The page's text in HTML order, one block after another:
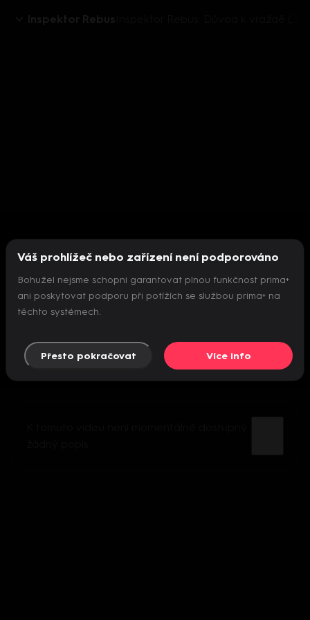
Inspektor Rebus
Nepodařilo se inicializovat přehrávač
Váš prohlížeč nebo zařízení není podporováno
Bohužel nejsme schopni garantovat plnou funkčnost prima+
ani poskytovat podporu při potížích se službou prima+ na
těchto systémech.
Přesto pokračovat Více info